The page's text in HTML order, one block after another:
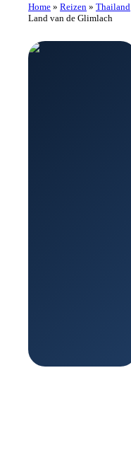
Home » Reizen » Thailand
Land van de Glimlach